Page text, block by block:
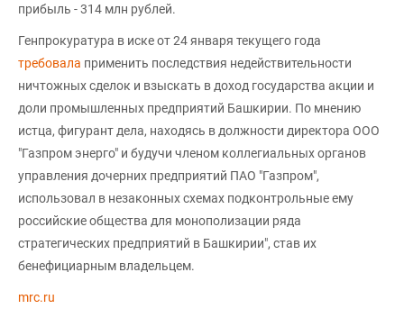
прибыль - 314 млн рублей.
Генпрокуратура в иске от 24 января текущего года
требовала применить последствия недействительности
ничтожных сделок и взыскать в доход государства акции и
доли промышленных предприятий Башкирии. По мнению
истца, фигурант дела, находясь в должности директора ООО
"Газпром энерго" и будучи членом коллегиальных органов
управления дочерних предприятий ПАО "Газпром",
использовал в незаконных схемах подконтрольные ему
российские общества для монополизации ряда
стратегических предприятий в Башкирии", став их
бенефициарным владельцем.
mrc.ru